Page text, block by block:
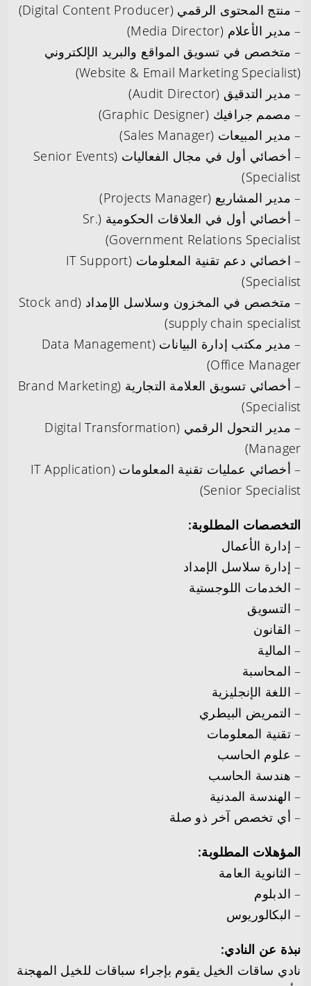
– منتج المحتوى الرقمي (Digital Content Producer)
– مدير الأعلام (Media Director)
– متخصص في تسويق المواقع والبريد الإلكتروني
(Website & Email Marketing Specialist)
– مدير التدقيق (Audit Director)
– مصمم جرافيك (Graphic Designer)
– مدير المبيعات (Sales Manager)
– أخصائي أول في مجال الفعاليات (Senior Events
Specialist)
– مدير المشاريع (Projects Manager)
– أخصائي أول في العلاقات الحكومية (Sr.
Government Relations Specialist)
– اخصائي دعم تقنية المعلومات (IT Support
Specialist)
– متخصص في المخزون وسلاسل الإمداد (Stock and
supply chain specialist)
– مدير مكتب إدارة البيانات (Data Management
Office Manager)
– أخصائي تسويق العلامة التجارية (Brand Marketing
Specialist)
– مدير التحول الرقمي (Digital Transformation
Manager)
– أخصائي عمليات تقنية المعلومات (IT Application
Senior Specialist)
التخصصات المطلوبة:
– إدارة الأعمال
– إدارة سلاسل الإمداد
– الخدمات اللوجستية
– التسويق
– القانون
– المالية
– المحاسبة
– اللغة الإنجليزية
– التمريض البيطري
– تقنية المعلومات
– علوم الحاسب
– هندسة الحاسب
– الهندسة المدنية
– أي تخصص آخر ذو صلة
المؤهلات المطلوبة:
– الثانوية العامة
– الدبلوم
– البكالوريوس
نبذة عن النادي:
نادي ساقات الخيل يقوم بإجراء سباقات للخيل المهجنة